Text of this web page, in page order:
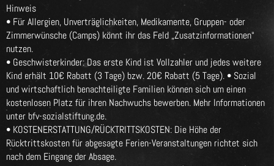
Hinweis
• Für Allergien, Unverträglichkeiten, Medikamente, Gruppen- oder
Zimmerwünsche (Camps) könnt ihr das Feld „Zusatzinformationen“
nutzen.
• Geschwisterkinder: Das erste Kind ist Vollzahler und jedes weitere
Kind erhält 10€ Rabatt (3 Tage) bzw. 20€ Rabatt (5 Tage). • Sozial
und wirtschaftlich benachteiligte Familien können sich um einen
kostenlosen Platz für ihren Nachwuchs bewerben. Mehr Informationen
unter bfv-sozialstiftung.de.
• KOSTENERSTATTUNG/RÜCKTRITTSKOSTEN: Die Höhe der
Rücktrittskosten für abgesagte Ferien-Veranstaltungen richtet sich
nach dem Eingang der Absage.